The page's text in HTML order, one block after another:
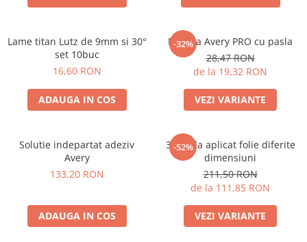
Folie Day/Night
Folie difuzie lumina
Folie dual-color
Folie ferestre
Folie decorativă
Folie de securitate
Folie arhitecturală
3M DI-NOC Metalizat
Folie reflectorizantă
Pâslă pt. raclete
Raclete cu mâner
Lichide speciale
Alte scule
Lame titan Lutz de 9mm si 30°
set 10buc
16,60 RON
ADAUGA IN COS
-32%
Racleta Avery PRO cu pasla
28,47 RON
de la 19,32 RON
VEZI VARIANTE
Solutie indepartat adeziv
Avery
133,20 RON
ADAUGA IN COS
-52%
3M Rola aplicat folie diferite
dimensiuni
211,50 RON
de la 111,85 RON
VEZI VARIANTE